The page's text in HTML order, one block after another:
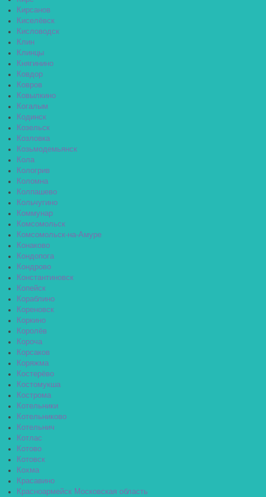
Кирсанов
Киселёвск
Кисловодск
Клин
Клинцы
Княгинино
Ковдор
Ковров
Ковылкино
Когалым
Кодинск
Козельск
Козловка
Козьмодемьянск
Кола
Кологрив
Коломна
Колпашево
Кольчугино
Коммунар
Комсомольск
Комсомольск-на-Амуре
Конаково
Кондопога
Кондрово
Константиновск
Копейск
Кораблино
Кореновск
Коркино
Королёв
Короча
Корсаков
Коряжма
Костерёво
Костомукша
Кострома
Котельники
Котельниково
Котельнич
Котлас
Котово
Котовск
Кохма
Красавино
Красноармейск Московская область